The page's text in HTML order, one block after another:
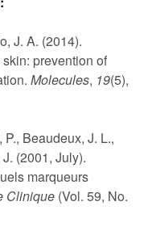
J. A. (2014).
prevention of
Molecules, 19(5),
Beaudeux, J. L.,
(2001, July).
marqueurs
Clinique (Vol. 59, No.